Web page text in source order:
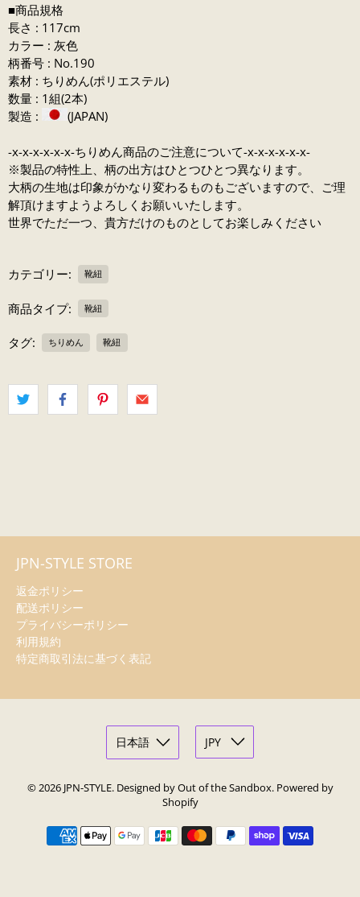
力....
■商品規格
長さ : 117cm
カラー : 灰色
柄番号 : No.190
素材 : ちりめん(ポリエステル)
数量 : 1組(2本)
製造 :
(JAPAN)
-x-x-x-x-x-x-ちりめん商品のご注意について-x-x-x-x-x-x-
※製品の特性上、柄の出方はひとつひとつ異なります。
大柄の生地は印象がかなり変わるものもございますので、ご理
解頂けますようよろしくお願いいたします。
世界でただ一つ、貴方だけのものとしてお楽しみください
カテゴリー: 靴紐
商品タイプ: 靴紐
タグ: ちりめん 靴紐
JPN-STYLE STORE
返金ポリシー
配送ポリシー
プライバシーポリシー
利用規約
特定商取引法に基づく表記
© 2026 JPN-STYLE. Designed by Out of the Sandbox. Powered by
Shopify